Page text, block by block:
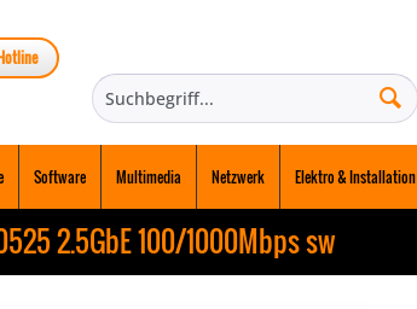
Software Multimedia Netzwerk Elektro & Installation
2.5GbE 100/1000Mbps sw